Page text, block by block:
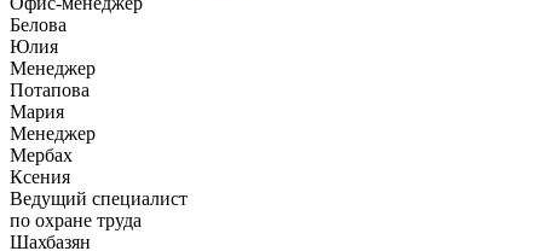
Белова
Юлия
Менеджер
Потапова
Мария
Менеджер
Мербах
Ксения
Ведущий специалист
по охране труда
Шахбазян